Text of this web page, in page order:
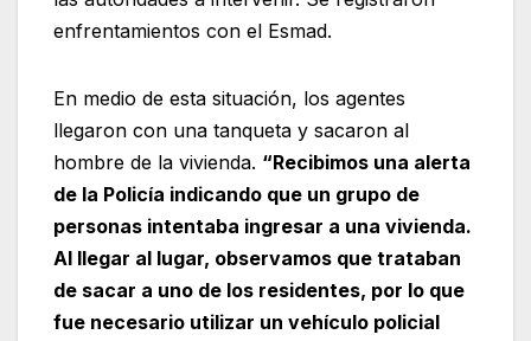
enfrentamientos con el Esmad.
En medio de esta situación, los agentes
llegaron con una tanqueta y sacaron al
hombre de la vivienda. “Recibimos una alerta
de la Policía indicando que un grupo de
personas intentaba ingresar a una vivienda.
Al llegar al lugar, observamos que trataban
de sacar a uno de los residentes, por lo que
fue necesario utilizar un vehículo policial